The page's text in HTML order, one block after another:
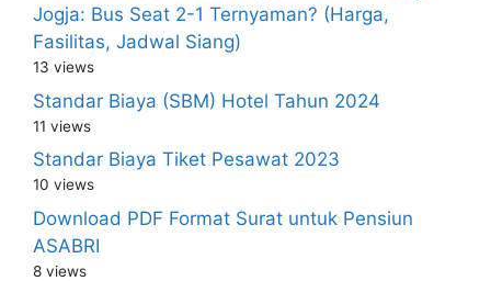
Jogja: Bus Seat 2-1 Ternyaman? (Harga,
Fasilitas, Jadwal Siang)
13 views
Standar Biaya (SBM) Hotel Tahun 2024
11 views
Standar Biaya Tiket Pesawat 2023
10 views
Download PDF Format Surat untuk Pensiun
ASABRI
8 views